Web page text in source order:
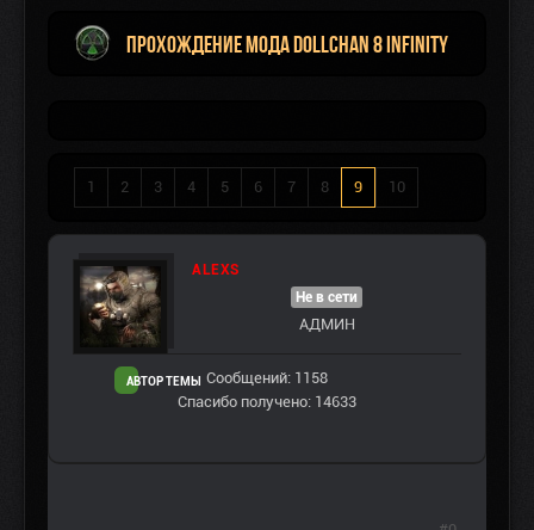
Прохождение мода Dollchan 8 Infinity
1 2 3 4 5 6 7 8 9 10
ALEXS
АВТОР ТЕМЫ
Не в сети
АДМИН
Сообщений: 1158
Спасибо получено: 14633